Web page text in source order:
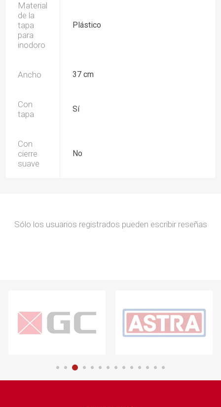
Material
de la
tapa
para
inodoro
Plástico
Ancho 37 cm
Con
tapa
Sí
Con
cierre
suave
No
Sólo los usuarios registrados pueden escribir reseñas